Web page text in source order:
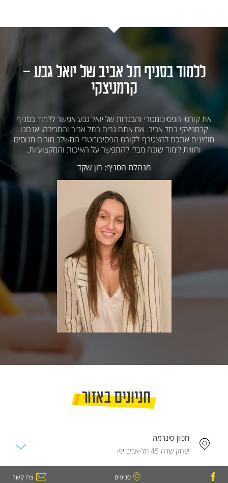
ללמוד בסניף תל אביב של יואל גבע -
קרמניצקי
את קורסי הפסיכומטרי והבגרות של יואל גבע אפשר ללמוד בסניף
קרמניצקי בתל אביב. אם אתם גרים בתל אביב והסביבה, אנחנו
מזמינים אתכם להצטרף לקורס הפסיכומטרי המשלב מורים מנוסים
וחווית לימוד שונה מבלי להתפשר על האיכות והמקצועיות.
מנהלת הסניף: רון שקד
חניונים באזור
חניון סינרמה
יצחק שדה 45 תל-אביב יפו
סניפים צרו קשר